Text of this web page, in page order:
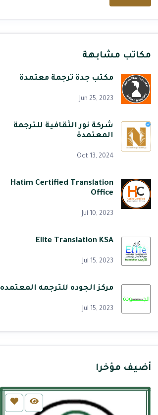
مكاتب مشابهة
مكتب جدة ترجمة معتمدة
Jun 25, 2023
شركة نور الثقافية للترجمة
المعتمدة
Oct 13, 2024
Hatim Certified Translation
Office
Jul 10, 2023
Elite Translation KSA
Jul 15, 2023
مركز الجوده للترجمه المعتمده
Jul 15, 2023
أضيف مؤخرا